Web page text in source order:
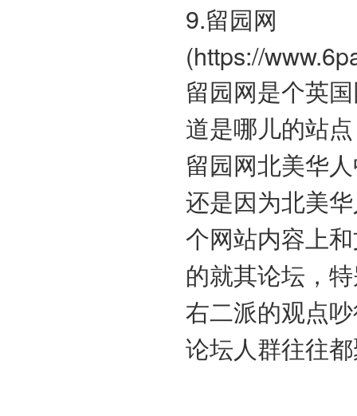
9.留园网
(https://
留园网是个英
道是哪儿的站
留园网北美华
还是因为北美
个网站内容上
的就其论坛，
右二派的观点
论坛人群往往